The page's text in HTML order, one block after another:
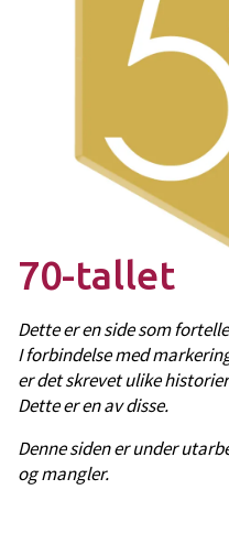
70-tallet
Dette er en side som
I forbindelse med
er det skrevet ulike
Dette er en av disse.
Denne siden er under
og mangler.